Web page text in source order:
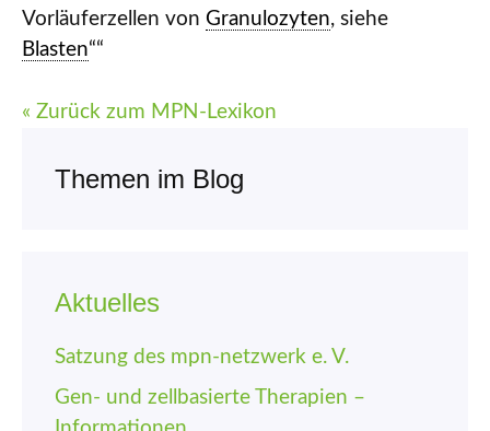
Vorläuferzellen von Granulozyten, siehe
Blasten““
« Zurück zum MPN-Lexikon
Themen im Blog
Aktuelles
Satzung des mpn-netzwerk e. V.
Gen- und zellbasierte Therapien –